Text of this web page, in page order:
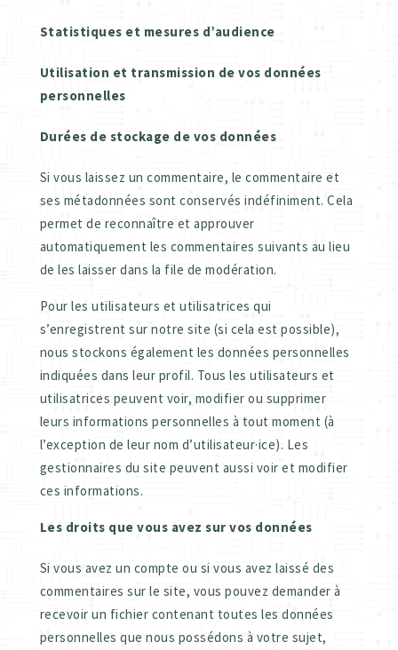
Statistiques et mesures d’audience
Utilisation et transmission de vos données
personnelles
Durées de stockage de vos données
Si vous laissez un commentaire, le commentaire et
ses métadonnées sont conservés indéfiniment. Cela
permet de reconnaître et approuver
automatiquement les commentaires suivants au lieu
de les laisser dans la file de modération.
Pour les utilisateurs et utilisatrices qui
s’enregistrent sur notre site (si cela est possible),
nous stockons également les données personnelles
indiquées dans leur profil. Tous les utilisateurs et
utilisatrices peuvent voir, modifier ou supprimer
leurs informations personnelles à tout moment (à
l’exception de leur nom d’utilisateur·ice). Les
gestionnaires du site peuvent aussi voir et modifier
ces informations.
Les droits que vous avez sur vos données
Si vous avez un compte ou si vous avez laissé des
commentaires sur le site, vous pouvez demander à
recevoir un fichier contenant toutes les données
personnelles que nous possédons à votre sujet,